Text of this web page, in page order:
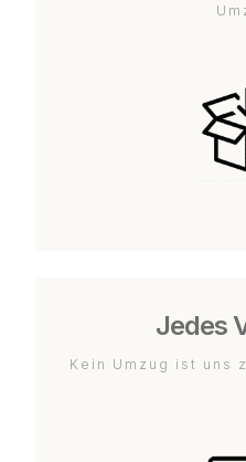
Jedes
Kein Umzug ist uns